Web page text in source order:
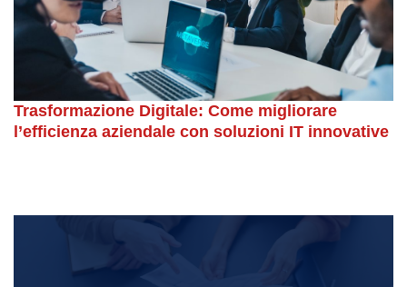
Trasformazione Digitale: Come migliorare
l’efficienza aziendale con soluzioni IT innovative